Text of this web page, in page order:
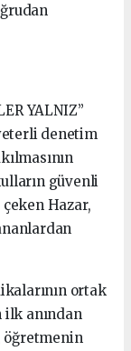
YALNIZ”
denetim
güvenli
Hazar,
ortak
ilk anından